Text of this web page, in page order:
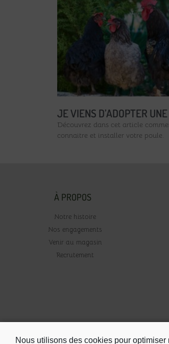
Nous utilisons des cookies pour
JE VIENS D’ADOPTER
Découvrez dans cet article
connaitre et installer votre poule.
À PROPOS
Notre histoire
Nos engagements
Venir au magasin
Recrutement